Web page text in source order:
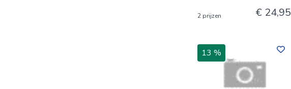
2 prijzen € 24,95
13 %